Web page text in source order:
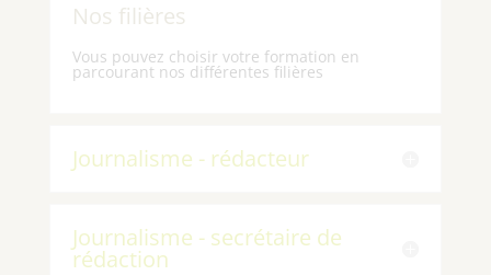
Nos filières
Vous pouvez choisir votre formation en
parcourant nos différentes filières
Journalisme - rédacteur
Journalisme - secrétaire de
rédaction